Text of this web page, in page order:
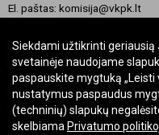
El. paštas: komisija@vkpk.lt
© 2026 Valstybinė kultūros
Keisti slapukų nustatymus
Siekdami užtikrinti
svetainėje naudojame
paspauskite mygtuką „Leisti
nustatymus paspaudus
(techninių) slapukų
skelbiama Privatumo